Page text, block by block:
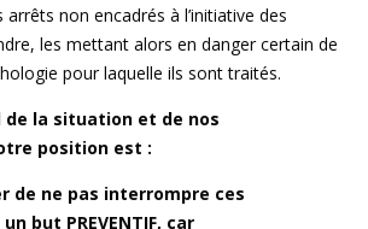
non encadrés à l’initiative des
les mettant alors en danger certain de
pour laquelle ils sont traités.
de la situation et de nos
position est :
de ne pas interrompre ces
but PREVENTIF, car